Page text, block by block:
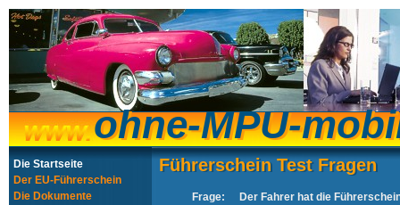
ohne-MPU-
ohne-MPU-
Die Startseite
Der EU-Führerschein
Die Dokumente
Führerschein Test Fragen
Führerschein Test Fragen
Frage: Der Fahrer hat die